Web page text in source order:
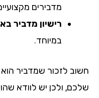
מדבירים
רישיון מדביר
במיוחד.
חשוב לזכור שמדביר
שלכם, ולכן יש לוודא